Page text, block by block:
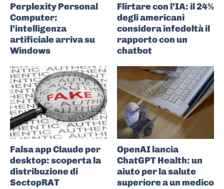
Perplexity Personal
Computer:
l’intelligenza
artificiale arriva su
Windows
Flirtare con l’IA: il 24%
degli americani
considera infedeltà il
rapporto con un
chatbot
Falsa app Claude per
desktop: scoperta la
distribuzione di
SectopRAT
OpenAI lancia
ChatGPT Health: un
aiuto per la salute
superiore a un medico